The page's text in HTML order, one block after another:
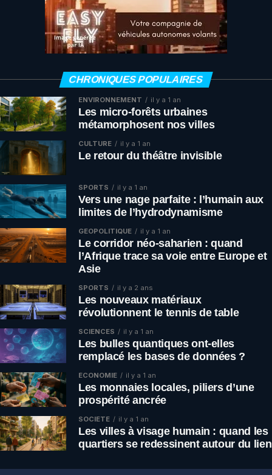
CHRONIQUES POPULAIRES
ENVIRONNEMENT il y a 1 an
Les micro-forêts urbaines
métamorphosent nos villes
CULTURE il y a 1 an
Le retour du théâtre invisible
SPORTS il y a 1 an
Vers une nage parfaite : l’humain aux
limites de l’hydrodynamisme
GÉOPOLITIQUE il y a 1 an
Le corridor néo-saharien : quand
l’Afrique trace sa voie entre Europe et
Asie
SPORTS il y a 2 ans
Les nouveaux matériaux
révolutionnent le tennis de table
SCIENCES il y a 1 an
Les bulles quantiques ont-elles
remplacé les bases de données ?
ÉCONOMIE il y a 1 an
Les monnaies locales, piliers d’une
prospérité ancrée
SOCIÉTÉ il y a 1 an
Les villes à visage humain : quand les
quartiers se redessinent autour du lien